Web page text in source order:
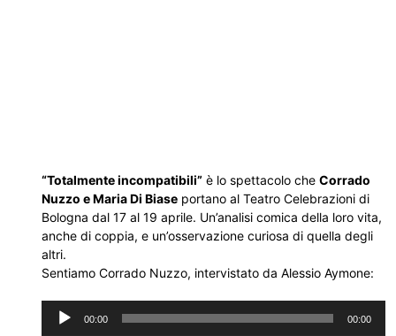
“Totalmente incompatibili” è lo spettacolo che Corrado
Nuzzo e Maria Di Biase portano al Teatro Celebrazioni di
Bologna dal 17 al 19 aprile. Un’analisi comica della loro vita,
anche di coppia, e un’osservazione curiosa di quella degli
altri.
Sentiamo Corrado Nuzzo, intervistato da Alessio Aymone:
Audio
Player
00:00 00:00